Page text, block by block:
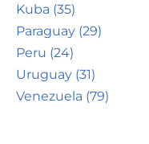
Kuba (35)
Paraguay (29)
Peru (24)
Uruguay (31)
Venezuela (79)